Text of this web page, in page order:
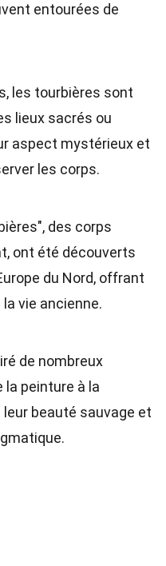
entourées de
les tourbières sont
lieux sacrés ou
aspect mystérieux et
les corps.
des corps
ont été découverts
du Nord, offrant
vie ancienne.
de nombreux
peinture à la
beauté sauvage et